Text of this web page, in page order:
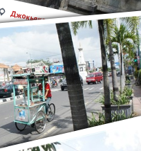
Джокьякарта